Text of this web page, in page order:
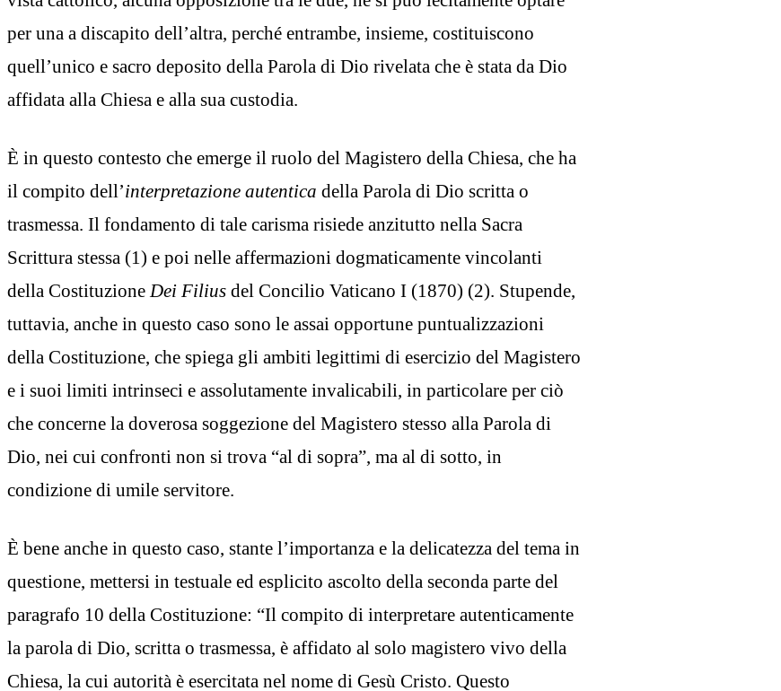
per una a discapito dell’altra, perché entrambe, insieme, costituiscono
quell’unico e sacro deposito della Parola di Dio rivelata che è stata da Dio
affidata alla Chiesa e alla sua custodia.
È in questo contesto che emerge il ruolo del Magistero della Chiesa, che ha
il compito dell’interpretazione autentica della Parola di Dio scritta o
trasmessa. Il fondamento di tale carisma risiede anzitutto nella Sacra
Scrittura stessa (1) e poi nelle affermazioni dogmaticamente vincolanti
della Costituzione Dei Filius del Concilio Vaticano I (1870) (2). Stupende,
tuttavia, anche in questo caso sono le assai opportune puntualizzazioni
della Costituzione, che spiega gli ambiti legittimi di esercizio del Magistero
e i suoi limiti intrinseci e assolutamente invalicabili, in particolare per ciò
che concerne la doverosa soggezione del Magistero stesso alla Parola di
Dio, nei cui confronti non si trova “al di sopra”, ma al di sotto, in
condizione di umile servitore.
È bene anche in questo caso, stante l’importanza e la delicatezza del tema in
questione, mettersi in testuale ed esplicito ascolto della seconda parte del
paragrafo 10 della Costituzione: “Il compito di interpretare autenticamente
la parola di Dio, scritta o trasmessa, è affidato al solo magistero vivo della
Chiesa, la cui autorità è esercitata nel nome di Gesù Cristo. Questo